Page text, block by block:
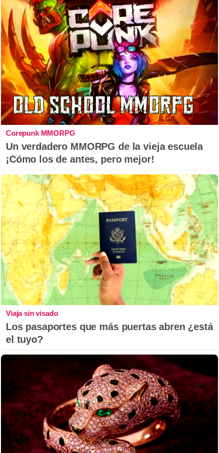
Corepunk MMORPG
Un verdadero MMORPG de la vieja escuela
¡Cómo los de antes, pero mejor!
Viaja sin visado
Los pasaportes que más puertas abren ¿está
el tuyo?